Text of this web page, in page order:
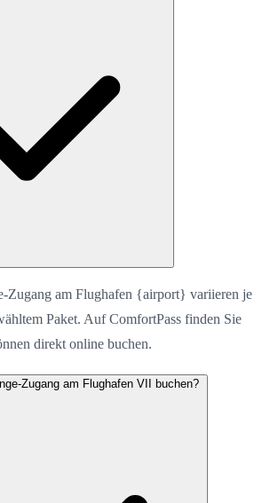
Zugang am Flughafen {airport} variieren je
Paket. Auf ComfortPass finden Sie
direkt online buchen.
Zugang am Flughafen VII buchen?